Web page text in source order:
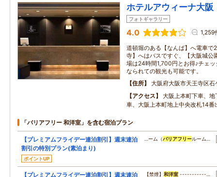
ホテルアウィーナ大阪
フォトギャラリー
4.0 1,259
道頓堀のある【なんば】へ電車で
寺】へはバスですぐ、【大阪城公
場は24時間1,700円とお得♪チェ
なられての観光も可能です。
住所
大阪府大阪市天王寺区
アクセス
大阪上本町下車、
車、大阪上本町地上中央改札14番
「バリアフリー 和洋室」を含む宿泊プラン
【プレミアムフライデー連泊割引】週末連泊
割引の特別プラン(素泊まり)
ポイントUP
…ーム（バリアフリールーム…
【プレミアムフライデー連泊割引】週末連泊
【禁煙】 和洋室 -----------…